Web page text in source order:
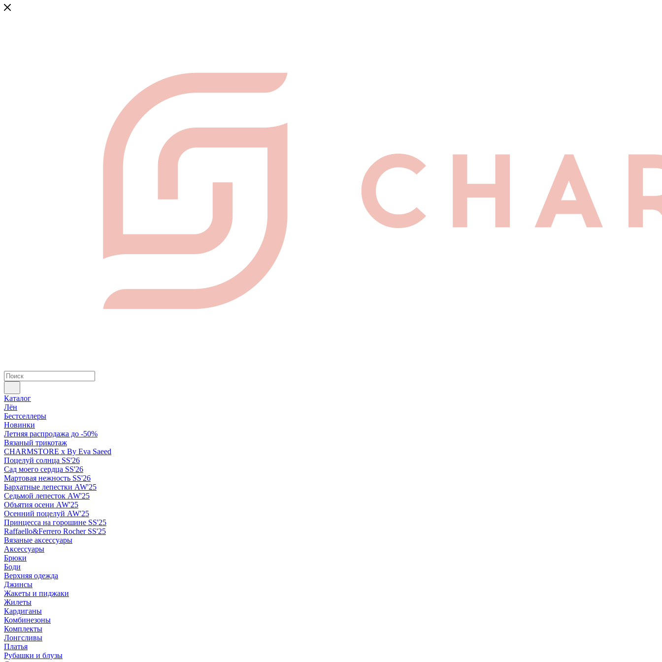
Каталог
Лён
Бестселлеры
Новинки
Летняя распродажа до -50%
Вязаный трикотаж
CHARMSTORE х By Eva Saeed
Поцелуй солнца SS'26
Сад моего сердца SS'26
Мартовая нежность SS'26
Бархатные лепестки AW'25
Седьмой лепесток AW'25
Объятия осени AW'25
Осенний поцелуй AW'25
Принцесса на горошине SS'25
Raffaello&Ferrero Rocher SS'25
Вязаные аксессуары
Аксессуары
Брюки
Боди
Верхняя одежда
Джинсы
Жакеты и пиджаки
Жилеты
Кардиганы
Комбинезоны
Комплекты
Лонгсливы
Платья
Рубашки и блузы